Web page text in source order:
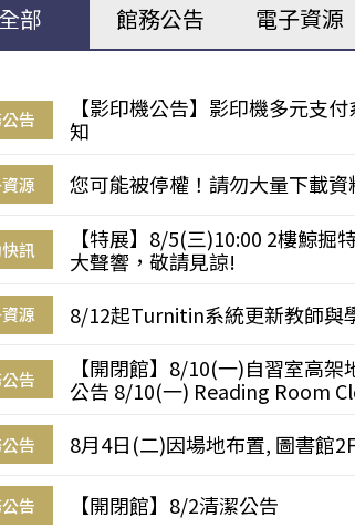
全部 館務公告 電子資源
告
【影印機公告】影印機多元支
知
源 您可能被停權！請勿大量下載資
訊
【特展】8/5(三)10:00 2樓鯨掘
大聲響，敬請見諒!
源 8/12起Turnitin系統更新教師與
告
【開閉館】8/10(一)自習室高
公告 8/10(一) Reading Room
告 8月4日(二)因場地布置, 圖書館
告 【開閉館】8/2清潔公告